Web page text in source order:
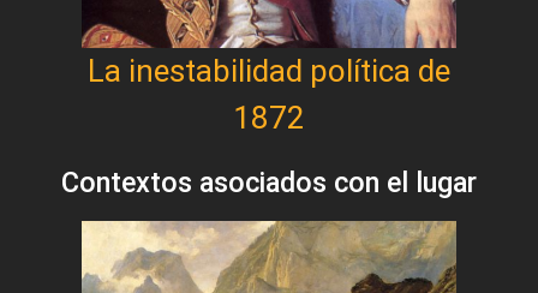
La inestabilidad política de
1872
Contextos asociados con el lugar